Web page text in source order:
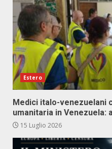
Estero
Medici italo-venezuelani
umanitaria in Venezuela:
15 Luglio 2026